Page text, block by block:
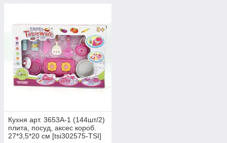
Кухня арт. 3653A-1 (144шт/2)
плита, посуд, аксес короб.
27*3,5*20 см [tsi302575-TSI]